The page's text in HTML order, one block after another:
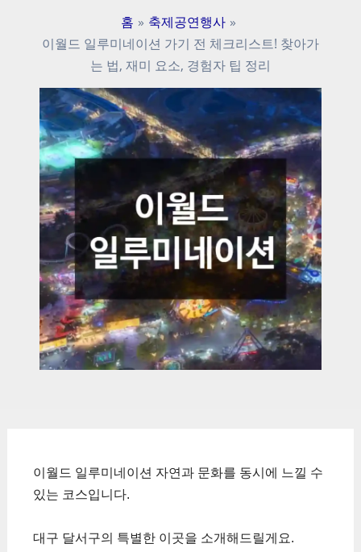
홈
축제공연행사
이월드 일루미네이션 가기 전 체크리스트! 찾아가
는 법, 재미 요소, 경험자 팁 정리
이월드 일루미네이션 자연과 문화를 동시에 느낄 수
있는 코스입니다.
대구 달서구의 특별한 이곳을 소개해드릴게요.